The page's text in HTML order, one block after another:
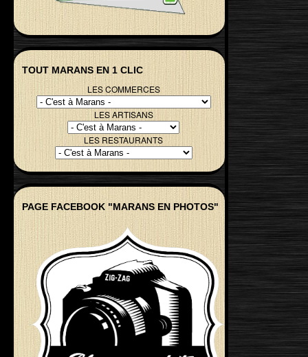
TOUT MARANS EN 1 CLIC
LES COMMERCES
LES ARTISANS
LES RESTAURANTS
PAGE FACEBOOK "MARANS EN PHOTOS"